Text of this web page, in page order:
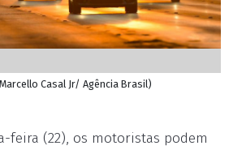
Casal Jr/ Agência Brasil)
feira (22), os motoristas podem